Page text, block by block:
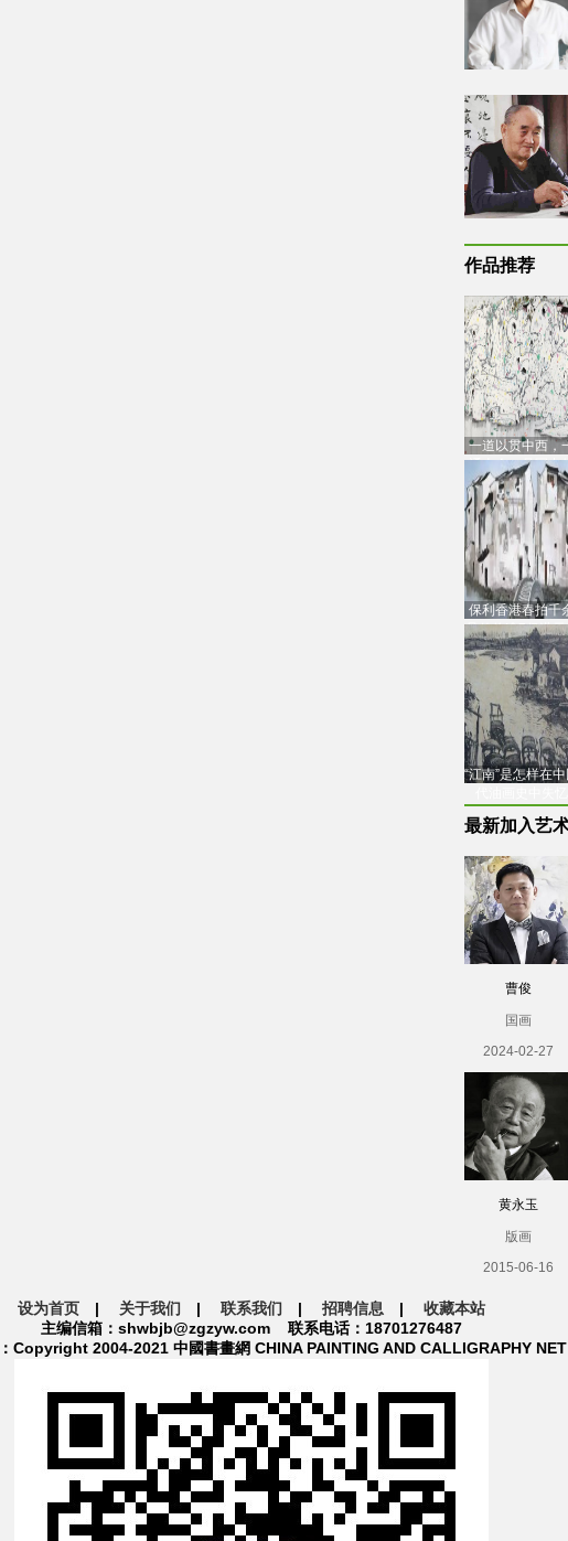
作品推荐
一道以贯中西，
通古今：吴冠中
创
保利香港春拍千
品估价逾7亿港
中
“江南”是怎样在
最新加入艺
曹俊
国画
2024-02-27
黄永玉
版画
2015-06-16
设为首页 | 关于我们 | 联系我们 | 招聘信息 | 收藏本站
主编信箱：shwbjb@zgzyw.com 联系电话：18701276487
Copyright 2004-2021 中國書畫網 CHINA PAINTING AND CALLIGRAPHY NET